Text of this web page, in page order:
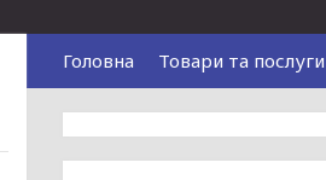
Головна Товари та послуги